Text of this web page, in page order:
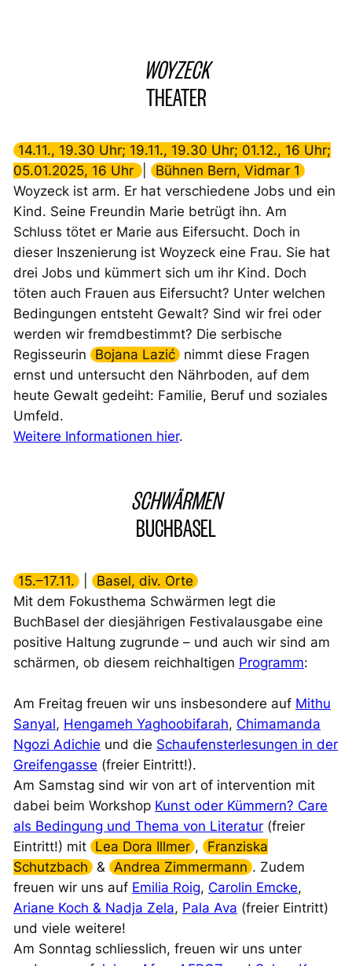
WOYZECK
THEATER
14.11., 19.30 Uhr; 19.11., 19.30 Uhr; 01.12., 16 Uhr;
05.01.2025, 16 Uhr |
Bühnen Bern, Vidmar 1
Woyzeck ist arm. Er hat verschiedene Jobs und ein
Kind. Seine Freundin Marie betrügt ihn. Am
Schluss tötet er Marie aus Eifersucht. Doch in
dieser Inszenierung ist Woyzeck eine Frau. Sie hat
drei Jobs und kümmert sich um ihr Kind. Doch
töten auch Frauen aus Eifersucht? Unter welchen
Bedingungen entsteht Gewalt? Sind wir frei oder
werden wir fremdbestimmt? Die serbische
Regisseurin
Bojana Lazić nimmt diese Fragen
ernst und untersucht den Nährboden, auf dem
heute Gewalt gedeiht: Familie, Beruf und soziales
Umfeld.
Weitere Informationen hier.
SCHWÄRMEN
BUCHBASEL
15.–17.11. |
Basel, div. Orte
Mit dem Fokusthema Schwärmen legt die
BuchBasel der diesjährigen Festivalausgabe eine
positive Haltung zugrunde – und auch wir sind am
schärmen, ob diesem reichhaltigen Programm:
Am Freitag freuen wir uns insbesondere auf Mithu
Sanyal, Hengameh Yaghoobifarah, Chimamanda
Ngozi Adichie und die Schaufensterlesungen in der
Greifengasse (freier Eintritt!).
Am Samstag sind wir von art of intervention mit
dabei beim Workshop Kunst oder Kümmern? Care
als Bedingung und Thema von Literatur(freier
Eintritt!) mit Lea Dora Illmer ,
Franziska
Schutzbach & Andrea Zimmermann . Zudem
freuen wir uns auf Emilia Roig, Carolin Emcke,
Ariane Koch & Nadja Zela, Pala Ava (freier Eintritt)
und viele weitere!
Am Sonntag schliesslich, freuen wir uns unter